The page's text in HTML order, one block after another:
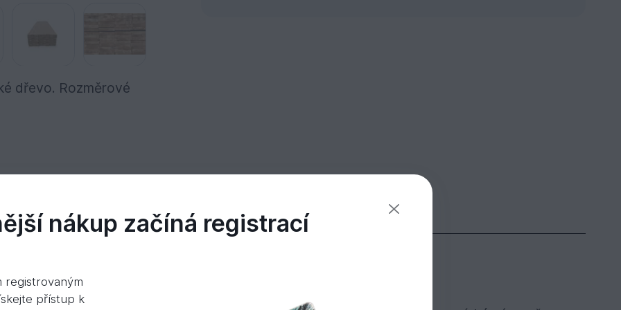
dřevo. Rozměrové
dřevo
nákup začíná registrací
registrovaným
přístup k